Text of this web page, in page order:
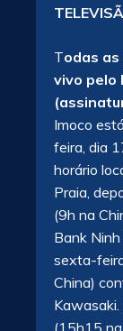
Todas
vivo pelo
Imoco
feira, dia
horário
Praia,
(9h na
Bank
sexta-
China)
(15h15